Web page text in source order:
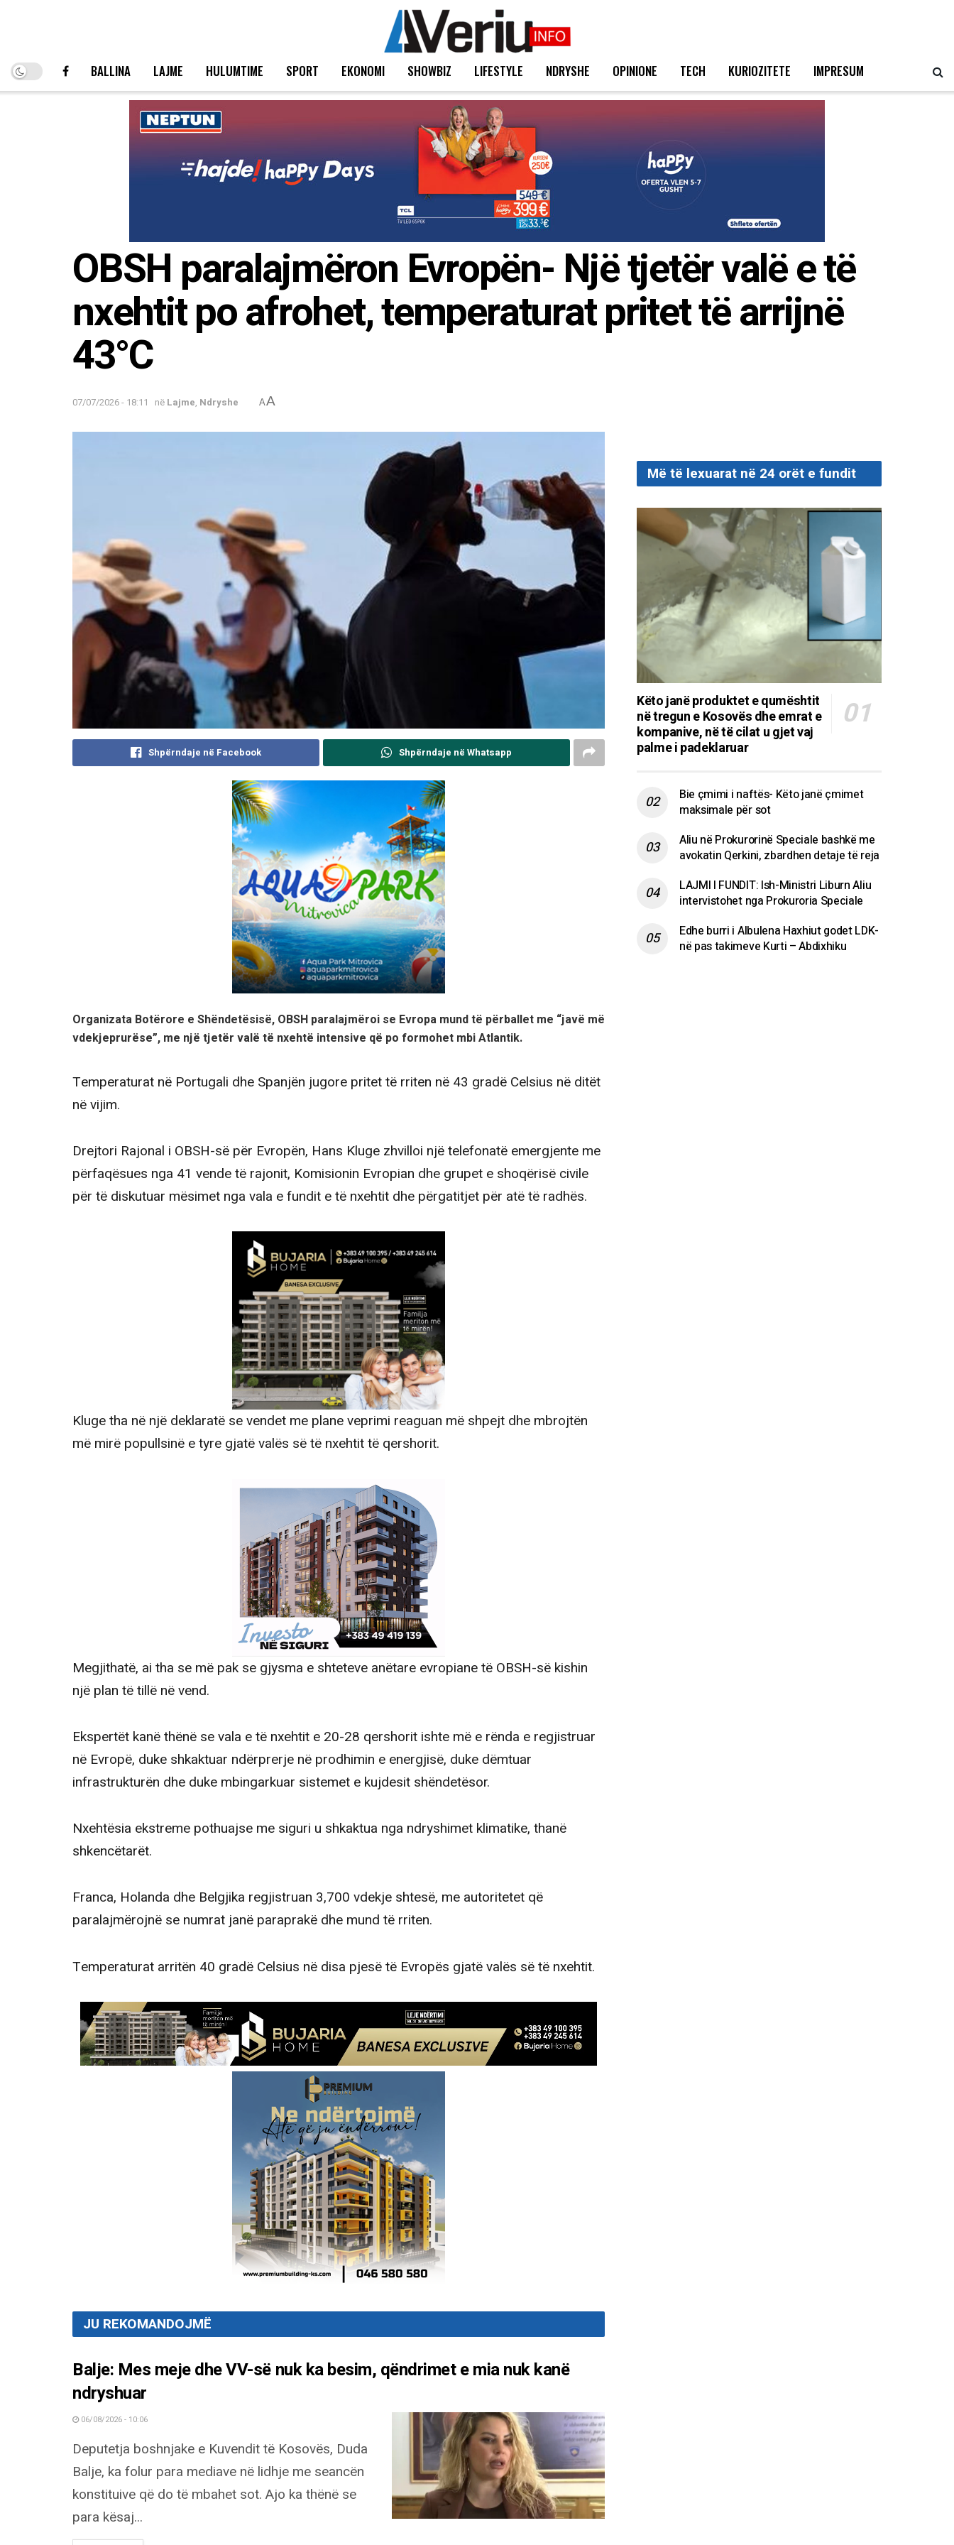
BALLINA LAJME HULUMTIME SPORT EKONOMI SHOWBIZ LIFESTYLE NDRYSHE OPINIONE TECH KURIOZITETE IMPRESUM
OBSH paralajmëron Evropën- Një tjetër valë e të
nxehtit po afrohet, temperaturat pritet të arrijnë
43°C
07/07/2026 - 18:11 në Lajme, Ndryshe AA
Shpërndaje në Facebook Shpërndaje në Whatsapp
Organizata Botërore e Shëndetësisë, OBSH paralajmëroi se Evropa mund të përballet me “javë më
vdekjeprurëse”, me një tjetër valë të nxehtë intensive që po formohet mbi Atlantik.
Temperaturat në Portugali dhe Spanjën jugore pritet të rriten në 43 gradë Celsius në ditët
në vijim.
Drejtori Rajonal i OBSH-së për Evropën, Hans Kluge zhvilloi një telefonatë emergjente me
përfaqësues nga 41 vende të rajonit, Komisionin Evropian dhe grupet e shoqërisë civile
për të diskutuar mësimet nga vala e fundit e të nxehtit dhe përgatitjet për atë të radhës.
Kluge tha në një deklaratë se vendet me plane veprimi reaguan më shpejt dhe mbrojtën
më mirë popullsinë e tyre gjatë valës së të nxehtit të qershorit.
Megjithatë, ai tha se më pak se gjysma e shteteve anëtare evropiane të OBSH-së kishin
një plan të tillë në vend.
Ekspertët kanë thënë se vala e të nxehtit e 20-28 qershorit ishte më e rënda e regjistruar
në Evropë, duke shkaktuar ndërprerje në prodhimin e energjisë, duke dëmtuar
infrastrukturën dhe duke mbingarkuar sistemet e kujdesit shëndetësor.
Nxehtësia ekstreme pothuajse me siguri u shkaktua nga ndryshimet klimatike, thanë
shkencëtarët.
Franca, Holanda dhe Belgjika regjistruan 3,700 vdekje shtesë, me autoritetet që
paralajmërojnë se numrat janë paraprakë dhe mund të rriten.
Temperaturat arritën 40 gradë Celsius në disa pjesë të Evropës gjatë valës së të nxehtit.
JU REKOMANDOJMË
Balje: Mes meje dhe VV-së nuk ka besim, qëndrimet e mia nuk kanë
ndryshuar
06/08/2026 - 10:06
Deputetja boshnjake e Kuvendit të Kosovës, Duda
Balje, ka folur para mediave në lidhje me seancën
konstituive që do të mbahet sot. Ajo ka thënë se
para kësaj...
Më të lexuarat në 24 orët e fundit
Këto janë produktet e qumështit
në tregun e Kosovës dhe emrat e
kompanive, në të cilat u gjet vaj
palme i padeklaruar
Bie çmimi i naftës- Këto janë çmimet
maksimale për sot
Aliu në Prokurorinë Speciale bashkë me
avokatin Qerkini, zbardhen detaje të reja
LAJMI I FUNDIT: Ish-Ministri Liburn Aliu
intervistohet nga Prokuroria Speciale
Edhe burri i Albulena Haxhiut godet LDK-
në pas takimeve Kurti – Abdixhiku